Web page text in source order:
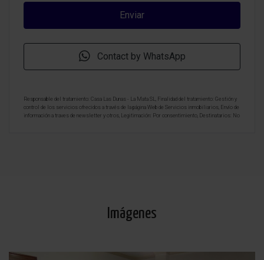
Contact by WhatsApp
Responsable del tratamiento: Casa Las Dunas - La Mata SL, Finalidad del tratamiento: Gestión y
control de los servicios ofrecidos a través de la página Web de Servicios inmobiliarios, Envío de
información a traves de newsletter y otros, Legitimación: Por consentimiento, Destinatarios: No
Imágenes